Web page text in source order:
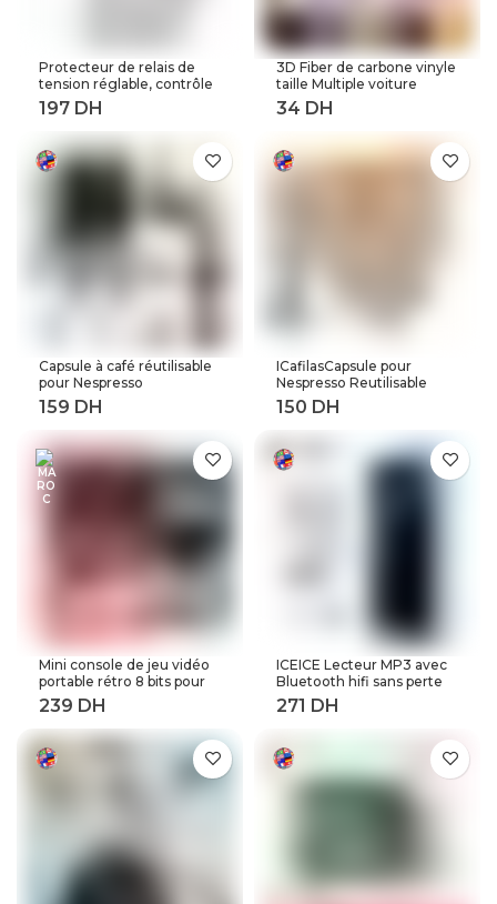
Protecteur de relais de
tension réglable, contrôle
de tension contre les
surtensions, 220V, 63a,
40a, dispositifs de
Protection contre les
surtensions et les
surintensités, Rail Din
3D Fiber de carbone vinyle
taille Multiple voiture
feuille rouleau Film
autocollant moto
Automobile style noir
argent décalcomanies
feuille
Capsule à café réutilisable
pour Nespresso
Reutilisable Inox Capsule
rechargeable Crema
Espress acier inoxydable
rechargeable pour
expresso
ICafilasCapsule pour
Nespresso Reutilisable
Inox 2 en 1 utilisation
Capsule rechargeable
Crema expresso
réutilisable filtre à café
rechargeable
Mini console de jeu vidéo
portable rétro 8 bits pour
enfant 3 0 pouces LCD
couleur joueur de jeu avec
400 jeux intégrés
ICEICE Lecteur MP3 avec
Bluetooth hifi sans perte
mini lecteur de musique
avec radio fm haut-parleur
baladeur en métal dap